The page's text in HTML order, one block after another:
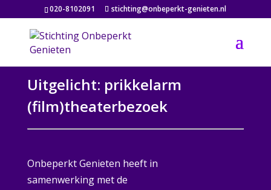
020-8102091 stichting@onbeperkt-genieten.nl
Uitgelicht: prikkelarm
(film)theaterbezoek
Onbeperkt Genieten heeft in
samenwerking met de